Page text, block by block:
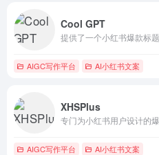
Cool GPT
AIGC写作平台 AI小红书文案
XHSPlus
AIGC写作平台 AI小红书文案